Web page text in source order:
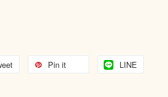
Pin it LINE